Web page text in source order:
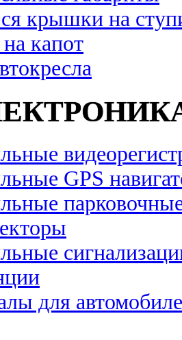
крышки на
капот
GPS
для